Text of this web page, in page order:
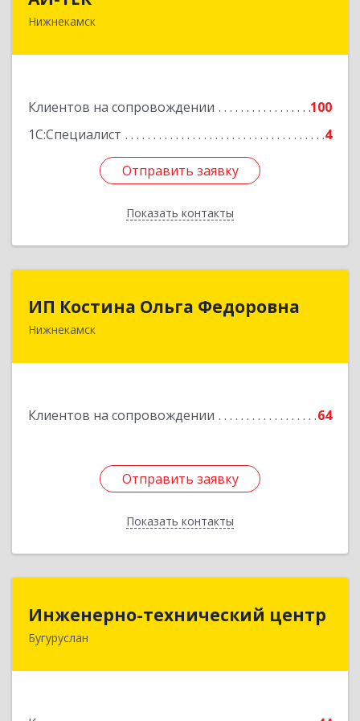
Нижнекамск
Клиентов на сопровождении
100
1С:Специалист
4
Отправить заявку
Показать контакты
423570, Татарстан Респ, Нижнекамский р-н,
Подробнее
Отправить заявку
Назад
ИП Костина Ольга Федоровна
Нижнекамск
Клиентов на сопровождении 64
Отправить заявку
Показать контакты
Отправить заявку
Назад
Инженерно-технический центр
Бугуруслан
Инженерно-технический центр
461633, Оренбургская обл, Бугуруслан г,